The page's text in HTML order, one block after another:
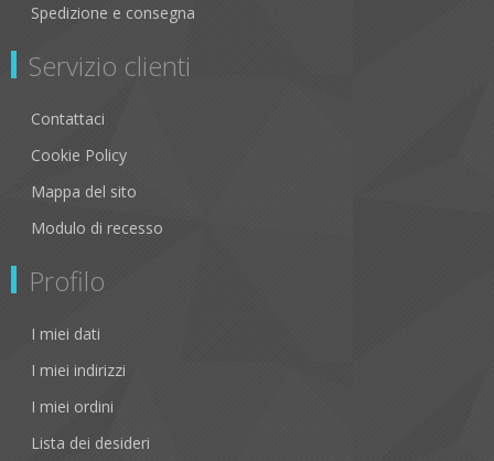
Spedizione e consegna
Servizio clienti
Contattaci
Cookie Policy
Mappa del sito
Modulo di recesso
Profilo
I miei dati
I miei indirizzi
I miei ordini
Lista dei desideri